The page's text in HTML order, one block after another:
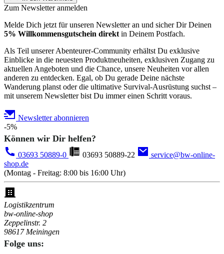
Zum Newsletter anmelden
Melde Dich jetzt für unseren Newsletter an und sicher Dir Deinen
5% Willkommensgutschein direkt in Deinem Postfach.
Als Teil unserer Abenteurer-Community erhältst Du exklusive
Einblicke in die neuesten Produktneuheiten, exklusiven Zugang zu
aktuellen Angeboten und die Chance, unsere Neuheiten vor allen
anderen zu entdecken. Egal, ob Du gerade Deine nächste
Wanderung planst oder die ultimative Survival-Ausrüstung suchst –
mit unserem Newsletter bist Du immer einen Schritt voraus.
Newsletter abonnieren
-5%
Können wir Dir helfen?
03693 50889-0 03693 50889-22
service@bw-online-
shop.de
(Montag - Freitag: 8:00 bis 16:00 Uhr)
Logistikzentrum
bw-online-shop
Zeppelinstr. 2
98617 Meiningen
Folge uns: